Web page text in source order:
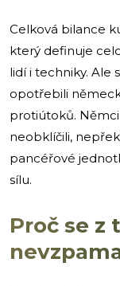
Celková bilance
který definuje
lidí i techniky. Ale
opotřebili
protiútoků.
neobklíčili,
pancéřové
sílu.
Proč se z